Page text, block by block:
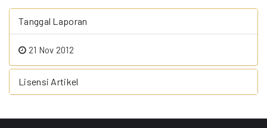
Tanggal Laporan
21 Nov 2012
Lisensi Artikel